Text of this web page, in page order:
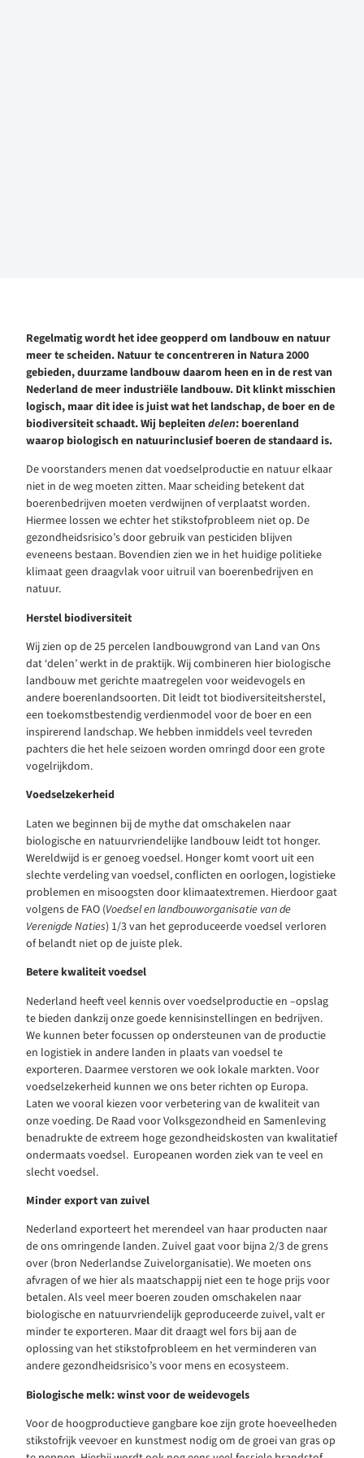
Regelmatig wordt het idee geopperd om landbouw en natuur
meer te scheiden. Natuur te concentreren in Natura 2000
gebieden, duurzame landbouw daarom heen en in de rest van
Nederland de meer industriële landbouw. Dit klinkt misschien
logisch, maar dit idee is juist wat het landschap, de boer en de
biodiversiteit schaadt. Wij bepleitendelen: boerenland
waarop biologisch en natuurinclusief boeren de standaard is.
De voorstanders menen dat voedselproductie en natuur elkaar
niet in de weg moeten zitten. Maar scheiding betekent dat
boerenbedrijven moeten verdwijnen of verplaatst worden.
Hiermee lossen we echter het stikstofprobleem niet op. De
gezondheidsrisico’s door gebruik van pesticiden blijven
eveneens bestaan. Bovendien zien we in het huidige politieke
klimaat geen draagvlak voor uitruil van boerenbedrijven en
natuur.
Herstel biodiversiteit
Wij zien op de 25 percelen landbouwgrond van Land van Ons
dat ‘delen’ werkt in de praktijk. Wij combineren hier biologische
landbouw met gerichte maatregelen voor weidevogels en
andere boerenlandsoorten. Dit leidt tot biodiversiteitsherstel,
een toekomstbestendig verdienmodel voor de boer en een
inspirerend landschap. We hebben inmiddels veel tevreden
pachters die het hele seizoen worden omringd door een grote
vogelrijkdom.
Voedselzekerheid
Laten we beginnen bij de mythe dat omschakelen naar
biologische en natuurvriendelijke landbouw leidt tot honger.
Wereldwijd is er genoeg voedsel. Honger komt voort uit een
slechte verdeling van voedsel, conflicten en oorlogen, logistieke
problemen en misoogsten door klimaatextremen. Hierdoor gaat
volgens de FAO (Voedsel en landbouworganisatie van de
Verenigde Naties) 1/3 van het geproduceerde voedsel verloren
of belandt niet op de juiste plek.
Betere kwaliteit voedsel
Nederland heeft veel kennis over voedselproductie en –opslag
te bieden dankzij onze goede kennisinstellingen en bedrijven.
We kunnen beter focussen op ondersteunen van de productie
en logistiek in andere landen in plaats van voedsel te
exporteren. Daarmee verstoren we ook lokale markten. Voor
voedselzekerheid kunnen we ons beter richten op Europa.
Laten we vooral kiezen voor verbetering van de kwaliteit van
onze voeding. De Raad voor Volksgezondheid en Samenleving
benadrukte de extreem hoge gezondheidskosten van kwalitatief
ondermaats voedsel. Europeanen worden ziek van teveel en
slecht voedsel.
Minder export van zuivel
Nederland exporteert het merendeel van haar producten naar
de ons omringende landen. Zuivel gaat voor bijna 2/3 de grens
over (bron Nederlandse Zuivelorganisatie). We moeten ons
afvragen of we hier als maatschappij niet een te hoge prijs voor
betalen. Als veel meer boeren zouden omschakelen naar
biologische en natuurvriendelijk geproduceerde zuivel, valt er
minder te exporteren. Maar dit draagt wel fors bij aan de
oplossing van het stikstofprobleem en het verminderen van
andere gezondheidsrisico’s voor mens en ecosysteem.
Biologische melk: winst voor de weidevogels
Voor de hoogproductieve gangbare koe zijn grote hoeveelheden
stikstofrijk veevoer en kunstmest nodig om de groei van gras op